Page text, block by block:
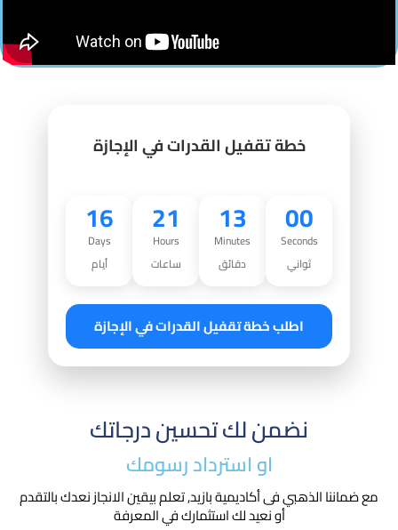
خطة تقفيل القدرات في الإجازة
16
Days
أيام
21
Hours
ساعات
12
Minutes
دقائق
59
Seconds
ثواني
اطلب خطة تقفيل القدرات في الإجازة
نضمن لك تحسين درجاتك
او استرداد رسومك​
مع ضماننا الذهبي فى أكاديمية بازيد, تعلم بيقين الانجاز نعدك بالتقدم
أو نعيد لك استثمارك في المعرفة